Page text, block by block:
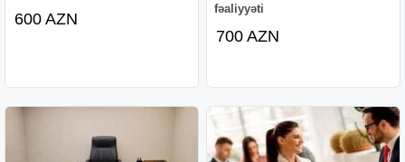
600 AZN
fəaliyyəti
700 AZN